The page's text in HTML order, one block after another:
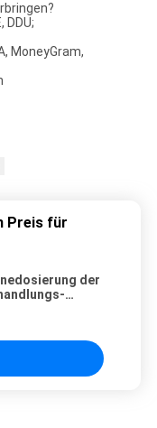
DDU;
MoneyGram,
Preis für
der